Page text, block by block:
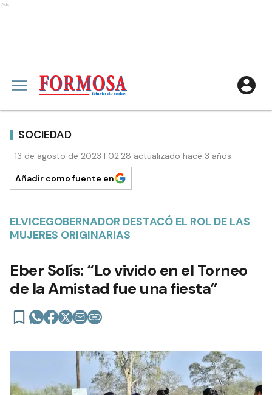
Ads
SOCIEDAD
13 de agosto de 2023 | 02:28 actualizado hace 3 años
Añadir como fuente en
ELVICEGOBERNADOR DESTACÓ EL ROL DE LAS
MUJERES ORIGINARIAS
Eber Solís: “Lo vivido en el Torneo
de la Amistad fue una fiesta”